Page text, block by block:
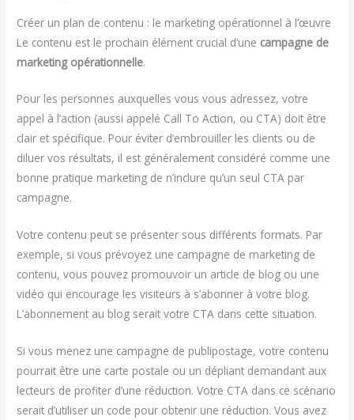
Créer un plan de contenu : le marketing opérationnel à l’œuvre
Le contenu est le prochain élément crucial d’une campagne de
marketing opérationnelle.
Pour les personnes auxquelles vous vous adressez, votre
appel à l’action (aussi appelé Call To Action, ou CTA) doit être
clair et spécifique. Pour éviter d’embrouiller les clients ou de
diluer vos résultats, il est généralement considéré comme une
bonne pratique marketing de n’inclure qu’un seul CTA par
campagne.
Votre contenu peut se présenter sous différents formats. Par
exemple, si vous prévoyez une campagne de marketing de
contenu, vous pouvez promouvoir un article de blog ou une
vidéo qui encourage les visiteurs à s’abonner à votre blog.
L’abonnement au blog serait votre CTA dans cette situation.
Si vous menez une campagne de publipostage, votre contenu
pourrait être une carte postale ou un dépliant demandant aux
lecteurs de profiter d’une réduction. Votre CTA dans ce scénario
serait d’utiliser un code pour obtenir une réduction. Vous avez